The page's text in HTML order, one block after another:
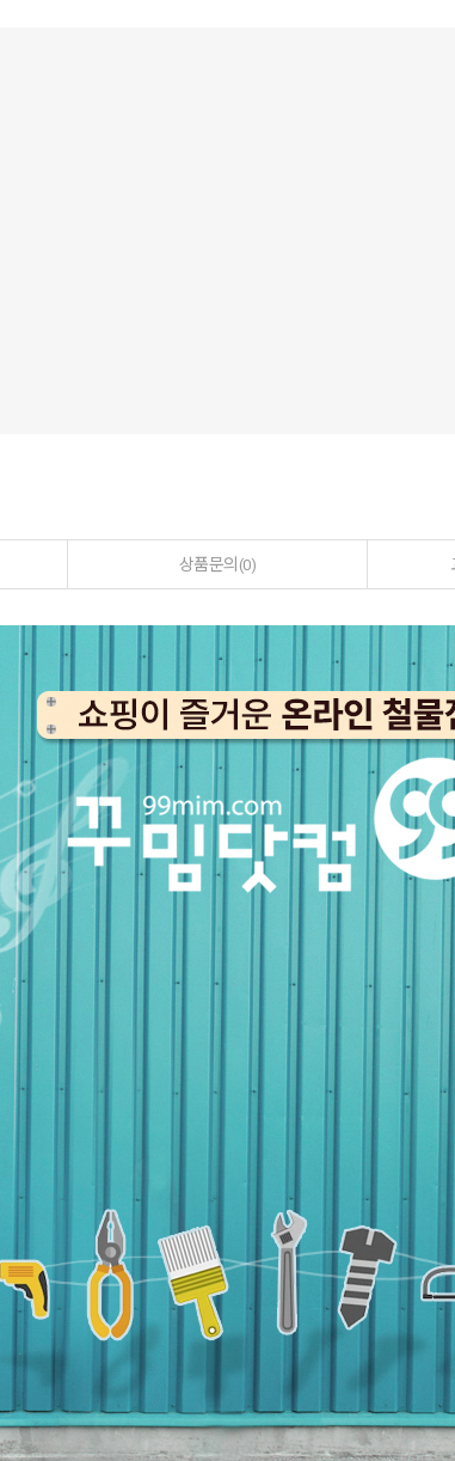
상품문의 (0)